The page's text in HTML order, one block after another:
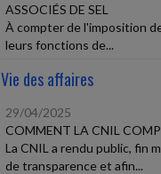
ASSOCIÉS DE SEL
À compter de l'imposition
leurs fonctions de...
Vie des affaires
29/04/2025
COMMENT LA CNIL
La CNIL a rendu public, fin
de transparence et afin...